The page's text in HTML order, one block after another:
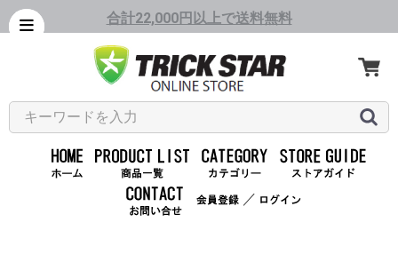
合計22,000円以上で送料無料
／